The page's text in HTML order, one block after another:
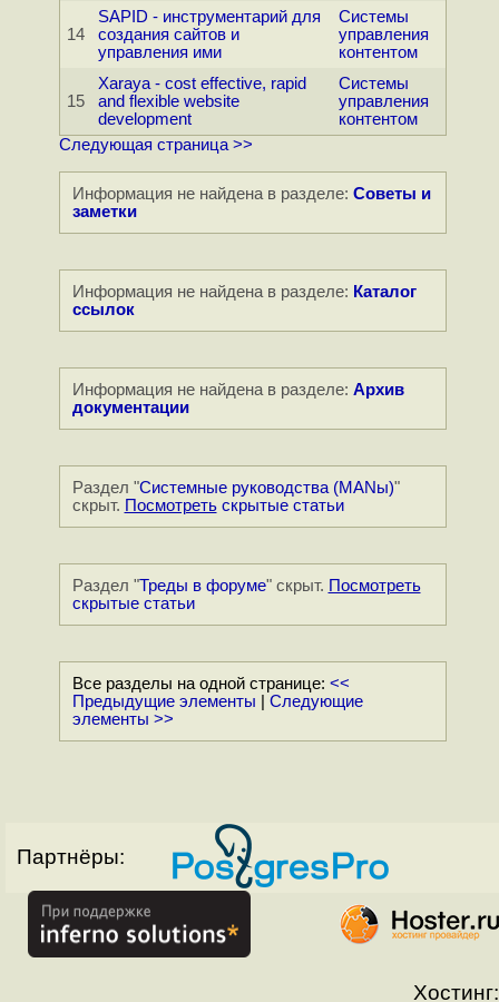
14
SAPID - инструментарий для
создания сайтов и
управления ими
Системы
управления
контентом
15
Xaraya - cost effective, rapid
and flexible website
development
Системы
управления
контентом
Следующая страница >>
Информация не найдена в разделе: Советы и
заметки
Информация не найдена в разделе: Каталог
ссылок
Информация не найдена в разделе: Архив
документации
Раздел "Системные руководства (MANы)"
скрыт. Посмотретьскрытые статьи
Раздел "Треды в форуме" скрыт. Посмотреть
скрытые статьи
Все разделы на одной странице: <<
Предыдущие элементы
Следующие
элементы >>
Партнёры:
Хостинг: